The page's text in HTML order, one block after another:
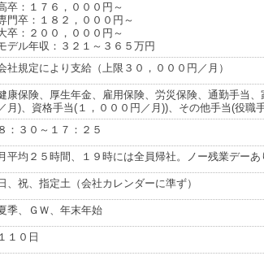
卒：１７６，０００円～
門卒：１８２，０００円～
卒：２００，０００円～
デル年収：３２１～３６５万円
社規定により支給（上限３０，０００円／月）
康保険、厚生年金、雇用保険、労災保険、通勤手当
月)、資格手当(１，０００円／月))、その他手当(役職
８：３０～１７：２５
平均２５時間、１９時には全員帰社。ノー残業デーあ
日、祝、指定土（会社カレンダーに準ず）
季、ＧＷ、年末年始
１１０日